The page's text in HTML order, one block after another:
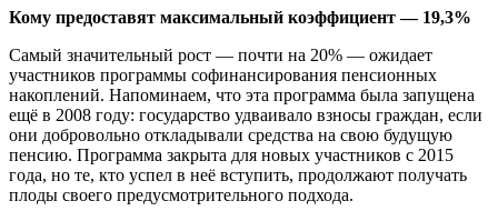
Кому предоставят максимальный коэффициент — 19,3%
Самый значительный рост — почти на 20% — ожидает
участников программы софинансирования пенсионных
накоплений. Напоминаем, что эта программа была запущена
ещё в 2008 году: государство удваивало взносы граждан, если
они добровольно откладывали средства на свою будущую
пенсию. Программа закрыта для новых участников с 2015
года, но те, кто успел в неё вступить, продолжают получать
плоды своего предусмотрительного подхода.